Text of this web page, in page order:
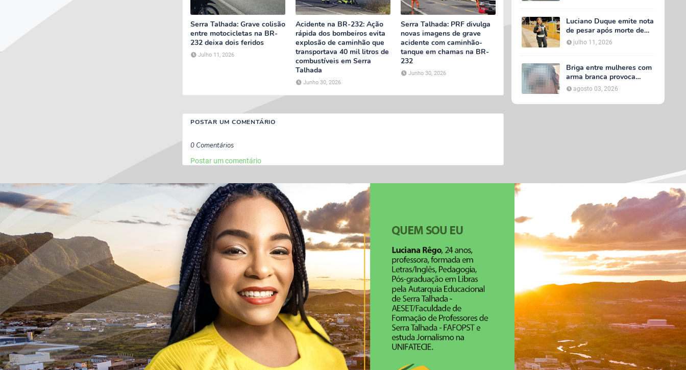
Serra Talhada: Grave colisão
entre motocicletas na BR-
232 deixa dois feridos
Julho 11, 2026
Acidente na BR-232: Ação
rápida dos bombeiros evita
explosão de caminhão que
transportava 40 mil litros de
combustíveis em Serra
Talhada
Junho 30, 2026
Serra Talhada: PRF divulga
novas imagens de grave
acidente com caminhão-
tanque em chamas na BR-
232
Junho 30, 2026
POSTAR UM COMENTÁRIO
0 Comentários
Postar um comentário
Luciano Duque emite nota
de pesar após morte de
Maria Valentina; Márcia
Conrado decreta luto
Serra Talhada
julho 11, 2026
Briga entre mulheres com
arma branca provoca
tumulto em loja no bairro
AABB, em Serra Talhada
agosto 03, 2026